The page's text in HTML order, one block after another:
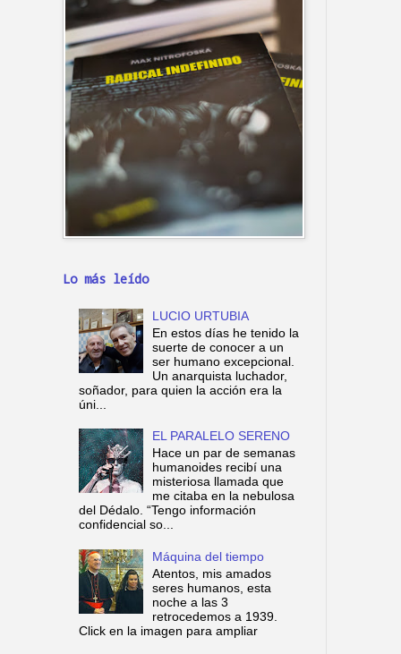
Lo más leído
LUCIO URTUBIA
En estos días he tenido la
suerte de conocer a un
ser humano excepcional.
Un anarquista luchador,
soñador, para quien la acción era la
úni...
EL PARALELO SERENO
Hace un par de semanas
humanoides recibí una
misteriosa llamada que
me citaba en la nebulosa
del Dédalo. “Tengo información
confidencial so...
Máquina del tiempo
Atentos, mis amados
seres humanos, esta
noche a las 3
retrocedemos a 1939.
Click en la imagen para ampliar